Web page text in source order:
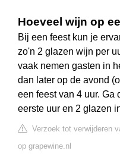
Hoeveel wijn op
Bij een feest kun je
zo'n 2 glazen wijn per
vaak nemen gasten in
dan later op de avond
een feest van 4 uur. Ga
eerste uur en 2 glazen
Verzoek tot verwijderen
op grapewine.nl